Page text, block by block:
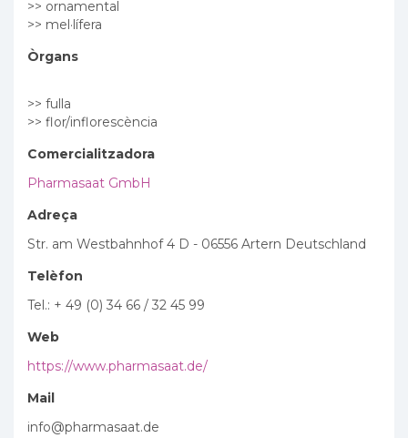
>> ornamental
>> mel·lífera
Òrgans
>> fulla
>> flor/inflorescència
Comercialitzadora
Pharmasaat GmbH
Adreça
Str. am Westbahnhof 4 D - 06556 Artern Deutschland
Telèfon
Tel.: + 49 (0) 34 66 / 32 45 99
Web
https://www.pharmasaat.de/
Mail
info@pharmasaat.de